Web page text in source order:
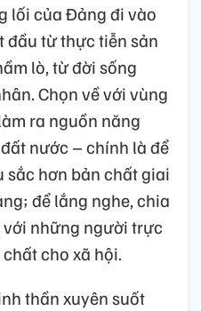
lối của Đảng đi vào
đầu từ thực tiễn sản
lò, từ đời sống
Chọn về với vùng
ra nguồn năng
nước – chính là để
sắc hơn bản chất giai
để lắng nghe, chia
những người trực
cho xã hội.
thần xuyên suốt